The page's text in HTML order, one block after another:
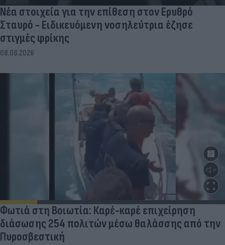
Νέα στοιχεία για την επίθεση στον Ερυθρό
Σταυρό - Ειδικευόμενη νοσηλεύτρια έζησε
στιγμές φρίκης
08.08.2026
Φωτιά στη Βοιωτία: Καρέ-καρέ επιχείρηση
διάσωσης 254 πολιτών μέσω θαλάσσης από την
Πυροσβεστική